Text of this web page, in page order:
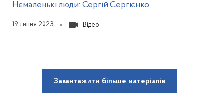
Немаленькі люди: Сергій Сергієнко
19 липня 2023 Відео
Завантажити більше матеріалів